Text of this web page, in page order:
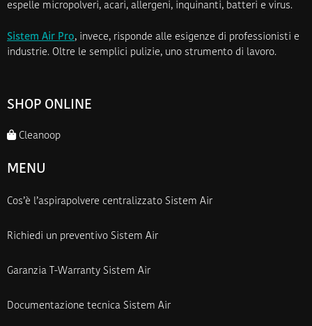
espelle micropolveri, acari, allergeni, inquinanti, batteri e virus.
Sistem Air Pro, invece, risponde alle esigenze di professionisti e
industrie. Oltre le semplici pulizie, uno strumento di lavoro.
SHOP ONLINE
Cleanoop
MENU
Cos’è l’aspirapolvere centralizzato Sistem Air
Richiedi un preventivo Sistem Air
Garanzia T-Warranty Sistem Air
Documentazione tecnica Sistem Air